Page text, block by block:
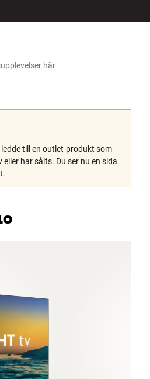
ledde till en outlet-produkt som
eller har sålts. Du ser nu en sida